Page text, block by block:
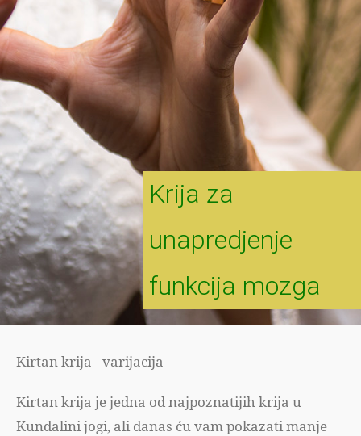
Krija za
unapredjenje
funkcija mozga
Kirtan krija - varijacija
Kirtan krija je jedna od najpoznatijih krija u
Kundalini jogi, ali danas ću vam pokazati manje